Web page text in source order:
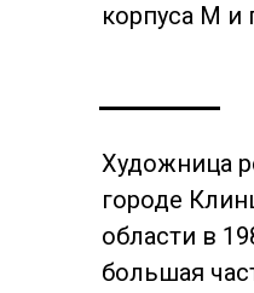
Художница
городе
области в
большая
корпуса М и